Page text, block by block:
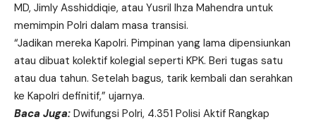
MD, Jimly Asshiddiqie, atau Yusril Ihza Mahendra untuk
memimpin Polri dalam masa transisi.
“Jadikan mereka Kapolri. Pimpinan yang lama dipensiunkan
atau dibuat kolektif kolegial seperti KPK. Beri tugas satu
atau dua tahun. Setelah bagus, tarik kembali dan serahkan
ke Kapolri definitif,” ujarnya.
Baca Juga: Dwifungsi Polri, 4.351 Polisi Aktif Rangkap